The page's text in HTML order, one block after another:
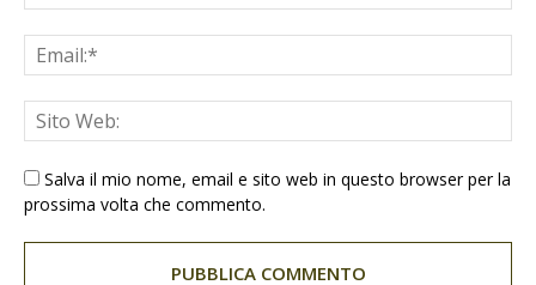
Salva il mio nome, email e sito web in questo browser per la
prossima volta che commento.